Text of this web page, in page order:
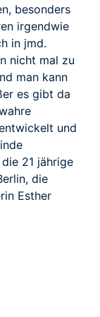
besonders
irgendwie
in jmd.
nicht mal zu
man kann
es gibt da
und
21 jährige
die
Esther